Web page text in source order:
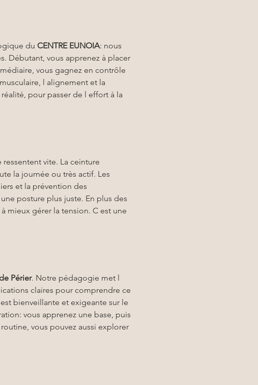
du CENTRE EUNOIA: nous
Débutant, vous apprenez à placer
vous gagnez en contrôle
l alignement et la
pour passer de l effort à la
vite. La ceinture
la journée ou très actif. Les
et la prévention des
posture plus juste. En plus des
mieux gérer la tension. C est une
Périer. Notre pédagogie met l
claires pour comprendre ce
bienveillante et exigeante sur le
vous apprenez une base, puis
vous pouvez aussi explorer